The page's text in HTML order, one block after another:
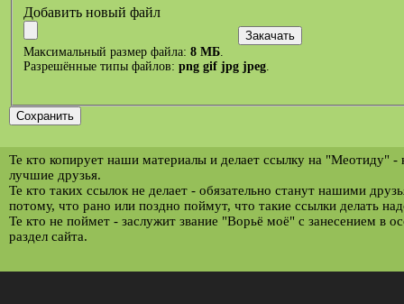
Добавить новый файл
Максимальный размер файла: 8 МБ
Разрешённые типы файлов: png gif jpg jpeg
Те кто копирует наши материалы и делает ссылку на "Меотиду" -
лучшие друзья.
Те кто таких ссылок не делает - обязательно станут нашими
потому, что рано или поздно поймут, что такие ссылки делать
Те кто не поймет - заслужит звание "Ворьё моё" с занесением в
раздел сайта.